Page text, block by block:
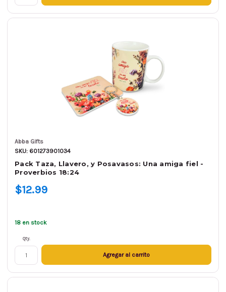
Abba Gifts
SKU: 601273901034
Pack Taza, Llavero, y Posavasos: Una amiga fiel -
Proverbios 18:24
$12.99
18 en stock
Qty.
Agregar al carrito